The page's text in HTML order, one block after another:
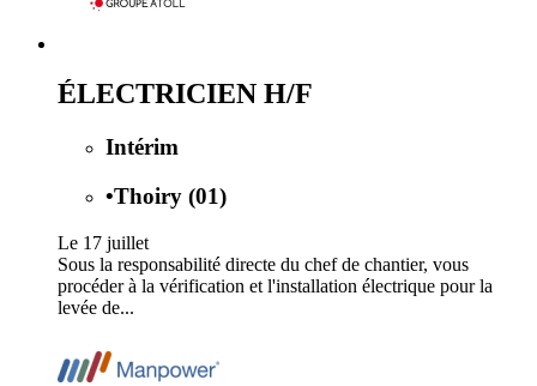
ÉLECTRICIEN H/F
Intérim
•Thoiry (01)
Le 17 juillet
Sous la responsabilité directe du chef de chantier, vous
procéder à la vérification et l'installation électrique pour la
levée de...